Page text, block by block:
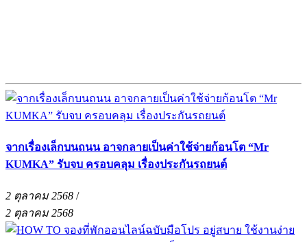
จากเรื่องเล็กบนถนน อาจกลายเป็นค่าใช้จ่ายก้อนโต “Mr
KUMKA” รับจบ ครอบคลุม เรื่องประกันรถยนต์
2 ตุลาคม 2568 /
2 ตุลาคม 2568